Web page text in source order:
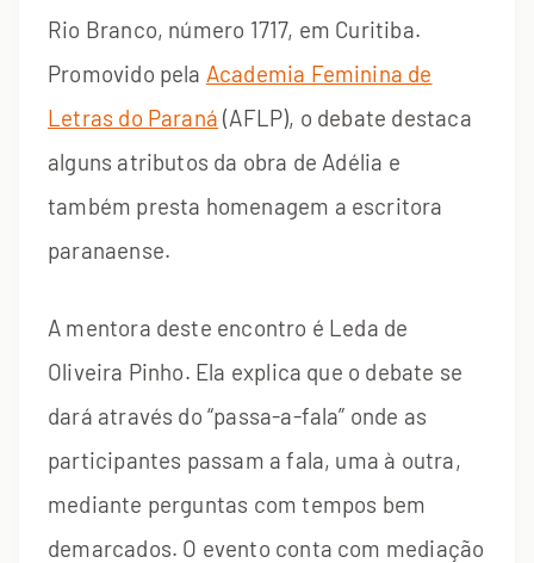
Rio Branco, número 1717, em Curitiba.
Promovido pela Academia Feminina de
Letras do Paraná (AFLP), o debate destaca
alguns atributos da obra de Adélia e
também presta homenagem a escritora
paranaense.
A mentora deste encontro é Leda de
Oliveira Pinho. Ela explica que o debate se
dará através do “passa-a-fala” onde as
participantes passam a fala, uma à outra,
mediante perguntas com tempos bem
demarcados. O evento conta com mediação